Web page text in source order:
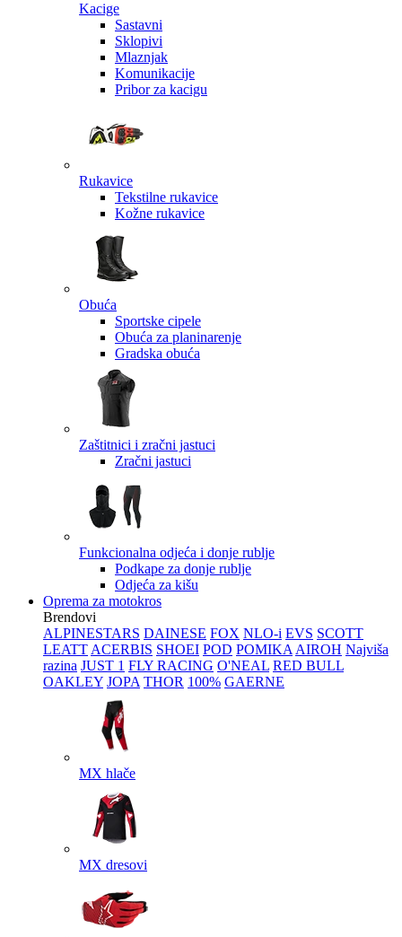
Kacige
Sastavni
Sklopivi
Mlaznjak
Komunikacije
Pribor za kacigu
Rukavice
Tekstilne rukavice
Kožne rukavice
Obuća
Sportske cipele
Obuća za planinarenje
Gradska obuća
Zaštitnici i zračni jastuci
Zračni jastuci
Funkcionalna odjeća i donje rublje
Podkape za donje rublje
Odjeća za kišu
Oprema za motokros
Brendovi
ALPINESTARS DAINESE FOX NLO-i EVS SCOTT
LEATT ACERBIS SHOEI POD POMIKA AIROH Najviša
razina JUST 1 FLY RACING O'NEAL RED BULL
OAKLEY JOPA THOR 100% GAERNE
MX hlače
MX dresovi